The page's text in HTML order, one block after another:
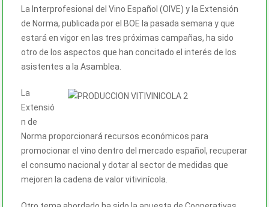
La Interprofesional del Vino Español (OIVE) y la Extensión
de Norma, publicada por el BOE la pasada semana y que
estará en vigor en las tres próximas campañas, ha sido
otro de los aspectos que han concitado el interés de los
asistentes a la Asamblea.
La
Extensió
n de
Norma proporcionará recursos económicos para
promocionar el vino dentro del mercado español, recuperar
el consumo nacional y dotar al sector de medidas que
mejoren la cadena de valor vitivinícola.